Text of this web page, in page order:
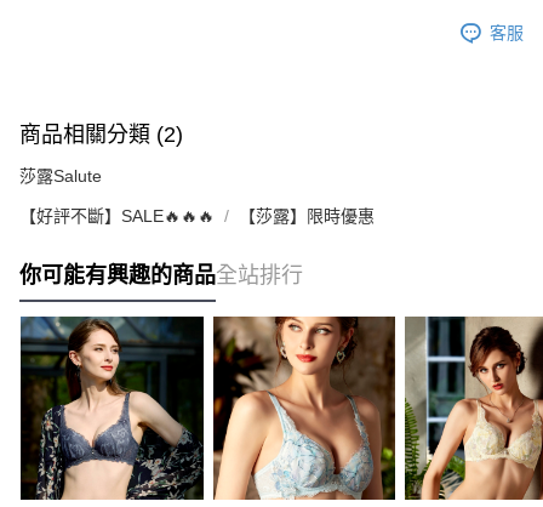
客服
商品相關分類 (2)
莎露Salute
【好評不斷】SALE🔥🔥🔥 【莎露】限時優惠
你可能有興趣的商品全站排行